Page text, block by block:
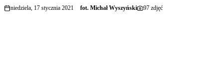
niedziela, 17 stycznia 2021 fot. Michał Wyszyński 97 zdjęć